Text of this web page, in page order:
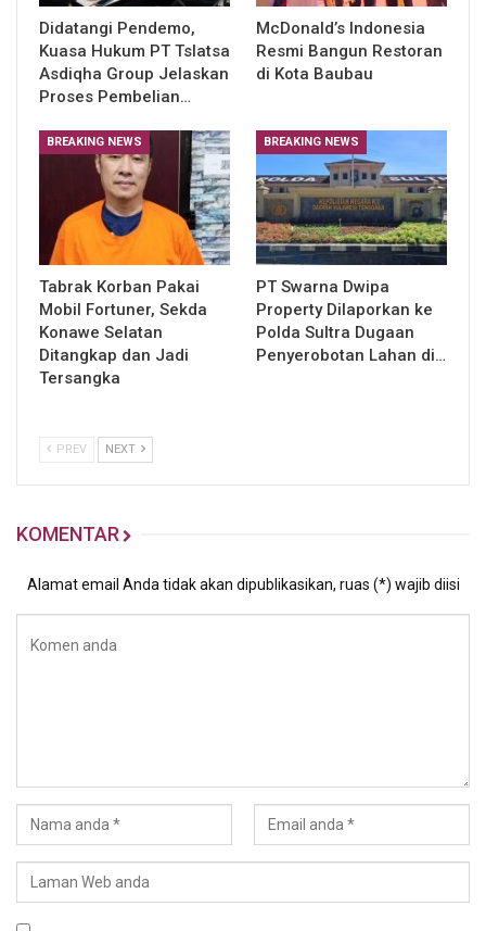
Didatangi Pendemo,
Kuasa Hukum PT Tslatsa
Asdiqha Group Jelaskan
Proses Pembelian…
McDonald’s Indonesia
Resmi Bangun Restoran
di Kota Baubau
BREAKING NEWS
Tabrak Korban Pakai
Mobil Fortuner, Sekda
Konawe Selatan
Ditangkap dan Jadi
Tersangka
BREAKING NEWS
PT Swarna Dwipa
Property Dilaporkan ke
Polda Sultra Dugaan
Penyerobotan Lahan di…
PREV NEXT
KOMENTAR
Alamat email Anda tidak akan dipublikasikan, ruas (*) wajib diisi